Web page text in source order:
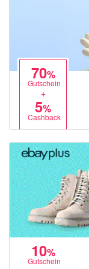
70%
Gutschein
+
5%
Cashback
10%
Gutschein